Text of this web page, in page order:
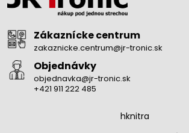
Zákaznícke centrum
zakaznicke.centrum@jr-tronic.sk
Objednávky
objednavka@jr-tronic.sk
+421 911 222 485
hknitra